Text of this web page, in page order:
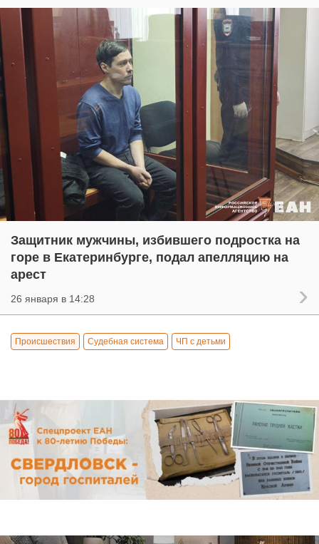
Защитник мужчины, избившего подростка на
горе в Екатеринбурге, подал апелляцию на
арест
26 января в 14:28
Происшествия Судебная система ЧП с детьми